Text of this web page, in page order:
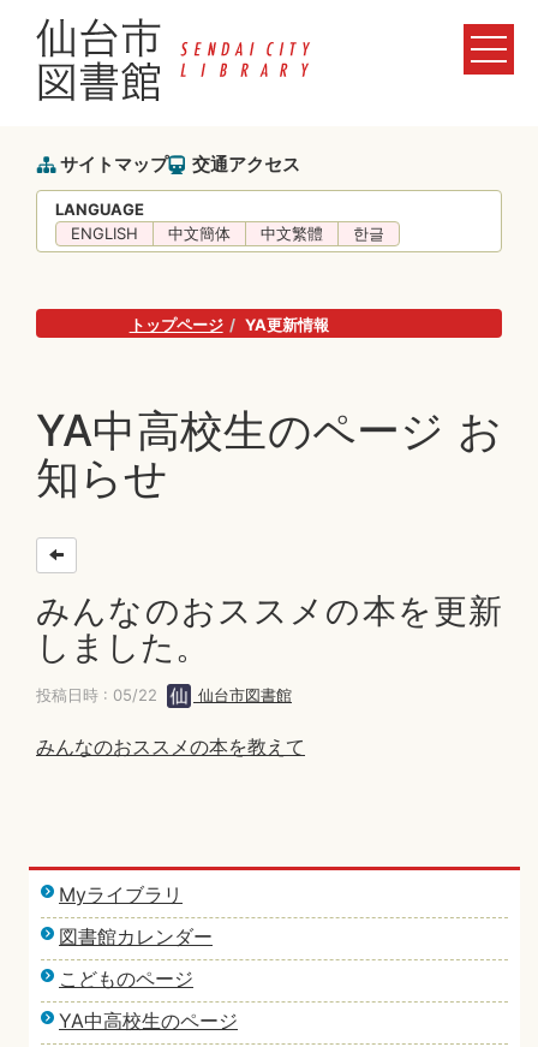
サイトマップ 交通アクセス
LANGUAGE
ENGLISH
中文簡体 中文繁體 한글
トップページ YA更新情報
YA中高校生のページ お
知らせ
みんなのおススメの本を更新
しました。
投稿日時 : 05/22 仙台市図書館
みんなのおススメの本を教えて
Myライブラリ
図書館カレンダー
こどものページ
YA中高校生のページ